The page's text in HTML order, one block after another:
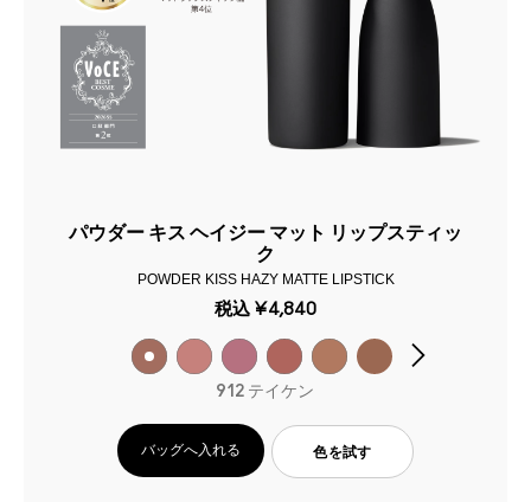
パウダー キス ヘイジー マット リップスティッ
ク
POWDER KISS HAZY MATTE LIPSTICK
税込 ¥4,840
912 テイケン
バッグへ入れる 色を試す